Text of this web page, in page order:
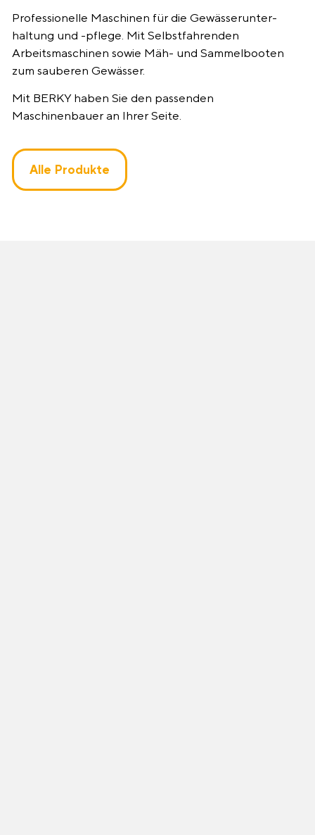
Professionelle Maschinen für die Gewässer­unter­
haltung und -pflege. Mit Selbstfahrenden
Arbeitsmaschinen sowie Mäh- und Sammelbooten
zum sauberen Gewässer.
Mit BERKY haben Sie den passenden
Maschinenbauer an Ihrer Seite.
Alle Produkte